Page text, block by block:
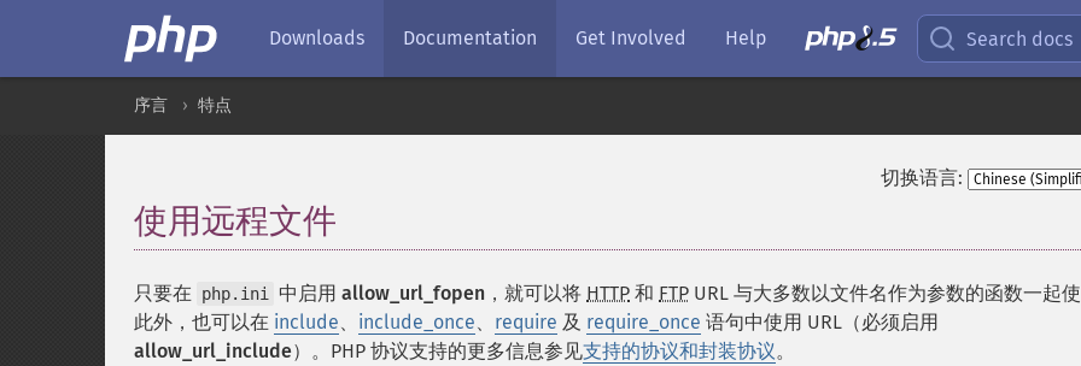
Downloads Documentation Get Involved Help Search docs
序言 特点
切换语言:
使用远程文件
只要在 php.ini 中启用 allow_url_fopen ，就可以将 HTTP 和 FTP URL 与大多数以文件名作为参数的函数一起
此外，也可以在 include、 include_once、 require 及 require_once 语句中使用 URL（必须启用
allow_url_include）。PHP 协议支持的更多信息参见支持的协议和封装协议。